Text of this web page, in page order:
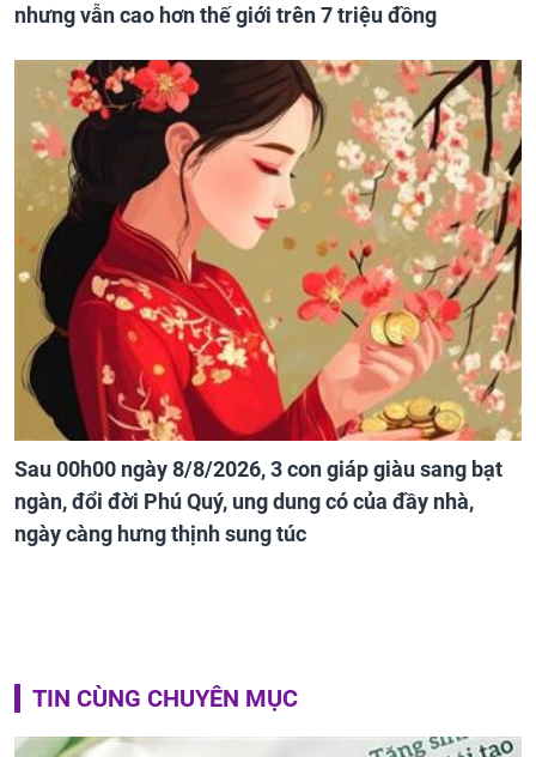
nhưng vẫn cao hơn thế giới trên 7 triệu đồng
Sau 00h00 ngày 8/8/2026, 3 con giáp giàu sang bạt
ngàn, đổi đời Phú Quý, ung dung có của đầy nhà,
ngày càng hưng thịnh sung túc
TIN CÙNG CHUYÊN MỤC